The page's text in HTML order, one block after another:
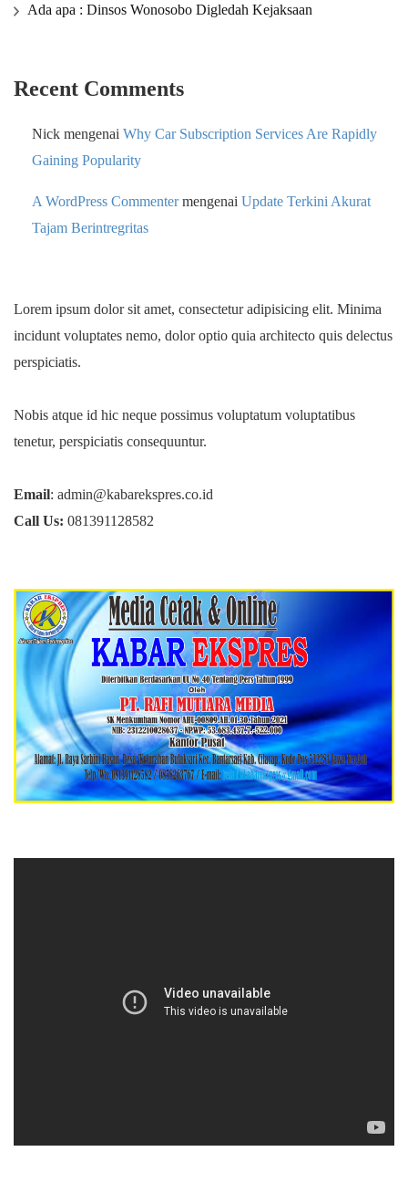
Ada apa : Dinsos Wonosobo Digledah Kejaksaan
Recent Comments
Nick mengenai Why Car Subscription Services Are Rapidly
Gaining Popularity
A WordPress Commentermengenai Update Terkini Akurat
Tajam Berintregritas
Lorem ipsum dolor sit amet, consectetur adipisicing elit. Minima
incidunt voluptates nemo, dolor optio quia architecto quis delectus
perspiciatis.
Nobis atque id hic neque possimus voluptatum voluptatibus
tenetur, perspiciatis consequuntur.
Email: admin@kabarekspres.co.id
Call Us: 081391128582